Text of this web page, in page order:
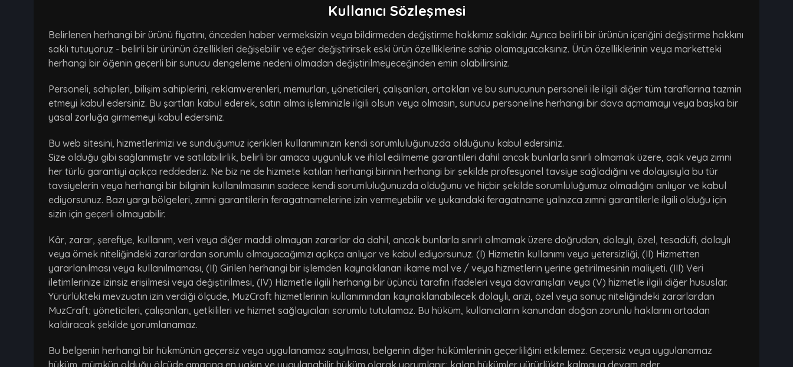
Kullanıcı Sözleşmesi
Belirlenen herhangi bir ürünü fiyatını, önceden haber vermeksizin veya bildirmeden değiştirme hakkımız saklıdır. Ayrıca belirli bir ürünün içeriğini değiştirme hakkını
saklı tutuyoruz - belirli bir ürünün özellikleri değişebilir ve eğer değiştirirsek eski ürün özelliklerine sahip olamayacaksınız. Ürün özelliklerinin veya marketteki
herhangi bir öğenin geçerli bir sunucu dengeleme nedeni olmadan değiştirilmeyeceğinden emin olabilirsiniz.
Personeli, sahipleri, bilişim sahiplerini, reklamverenleri, memurları, yöneticileri, çalışanları, ortakları ve bu sunucunun personeli ile ilgili diğer tüm taraflarına tazmin
etmeyi kabul edersiniz. Bu şartları kabul ederek, satın alma işleminizle ilgili olsun veya olmasın, sunucu personeline herhangi bir dava açmamayı veya başka bir
yasal zorluğa girmemeyi kabul edersiniz.
Bu web sitesini, hizmetlerimizi ve sunduğumuz içerikleri kullanımınızın kendi sorumluluğunuzda olduğunu kabul edersiniz.
Size olduğu gibi sağlanmıştır ve satılabilirlik, belirli bir amaca uygunluk ve ihlal edilmeme garantileri dahil ancak bunlarla sınırlı olmamak üzere, açık veya zımni
her türlü garantiyi açıkça reddederiz. Ne biz ne de hizmete katılan herhangi birinin herhangi bir şekilde profesyonel tavsiye sağladığını ve dolayısıyla bu tür
tavsiyelerin veya herhangi bir bilginin kullanılmasının sadece kendi sorumluluğunuzda olduğunu ve hiçbir şekilde sorumluluğumuz olmadığını anlıyor ve kabul
ediyorsunuz. Bazı yargı bölgeleri, zımni garantilerin feragatnamelerine izin vermeyebilir ve yukarıdaki feragatname yalnızca zımni garantilerle ilgili olduğu için
sizin için geçerli olmayabilir.
Kâr, zarar, şerefiye, kullanım, veri veya diğer maddi olmayan zararlar da dahil, ancak bunlarla sınırlı olmamak üzere doğrudan, dolaylı, özel, tesadüfi, dolaylı
veya örnek niteliğindeki zararlardan sorumlu olmayacağımızı açıkça anlıyor ve kabul ediyorsunuz. (I) Hizmetin kullanımı veya yetersizliği, (II) Hizmetten
yararlanılması veya kullanılmaması, (II) Girilen herhangi bir işlemden kaynaklanan ikame mal ve / veya hizmetlerin yerine getirilmesinin maliyeti. (III) Veri
iletimlerinize izinsiz erişilmesi veya değiştirilmesi, (IV) Hizmetle ilgili herhangi bir üçüncü tarafın ifadeleri veya davranışları veya (V) hizmetle ilgili diğer hususlar.
Yürürlükteki mevzuatın izin verdiği ölçüde, MuzCraft hizmetlerinin kullanımından kaynaklanabilecek dolaylı, arızi, özel veya sonuç niteliğindeki zararlardan
MuzCraft; yöneticileri, çalışanları, yetkilileri ve hizmet sağlayıcıları sorumlu tutulamaz. Bu hüküm, kullanıcıların kanundan doğan zorunlu haklarını ortadan
kaldıracak şekilde yorumlanamaz.
Bu belgenin herhangi bir hükmünün geçersiz veya uygulanamaz sayılması, belgenin diğer hükümlerinin geçerliliğini etkilemez. Geçersiz veya uygulanamaz